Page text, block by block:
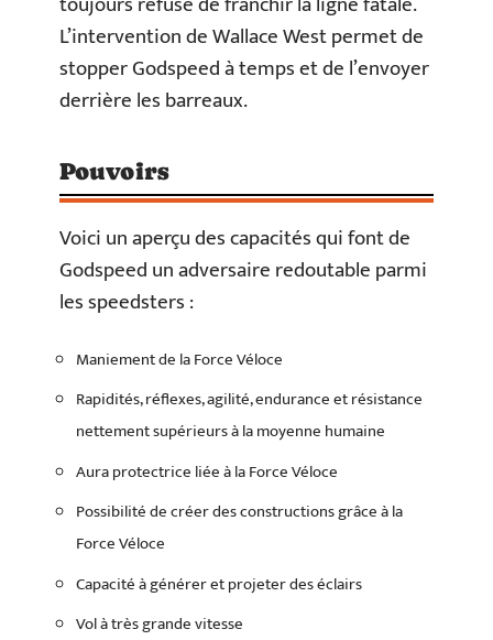
L’intervention de Wallace West permet de
stopper Godspeed à temps et de l’envoyer
derrière les barreaux.
Pouvoirs
Voici un aperçu des capacités qui font de
Godspeed un adversaire redoutable parmi
les speedsters :
Maniement de la Force Véloce
Rapidités, réflexes, agilité, endurance et résistance
nettement supérieurs à la moyenne humaine
Aura protectrice liée à la Force Véloce
Possibilité de créer des constructions grâce à la
Force Véloce
Capacité à générer et projeter des éclairs
Vol à très grande vitesse